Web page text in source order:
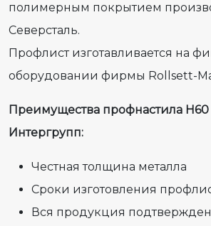
полимерным покрытием
Северсталь.
Профлист изготавливается на
оборудовании фирмы Rollsett-
Преимущества профнастила
Интергрупп:
Честная толщина металла
Сроки изготовления
Вся продукция